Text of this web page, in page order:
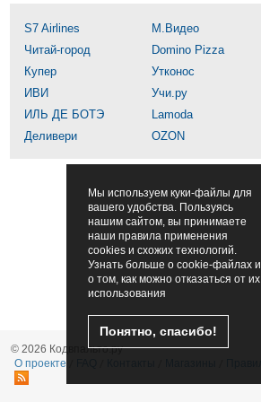
S7 Airlines
М.Видео
Читай-город
Domino Pizza
Купер
Утконос
ИВИ
Учи.ру
ИЛЬ ДЕ БОТЭ
Lamoda
Деливери
OZON
© 2026 Кодвпальто.ру
О проекте
Мы используем куки-файлы для
вашего удобства. Пользуясь
нашим сайтом, вы принимаете
наши правила применения
cookies и схожих технологий.
Узнать больше о cookie-файлах и
о том, как можно отказаться от их
использования
Понятно, спасибо!